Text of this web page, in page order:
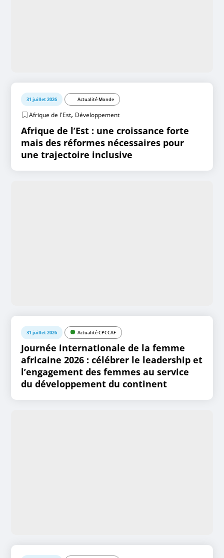
31 juillet 2026 Actualité Monde
Afrique de l'Est, Développement
Afrique de l’Est : une croissance forte
mais des réformes nécessaires pour
une trajectoire inclusive
31 juillet 2026 Actualité CPCCAF
Journée internationale de la femme
africaine 2026 : célébrer le leadership et
l’engagement des femmes au service
du développement du continent